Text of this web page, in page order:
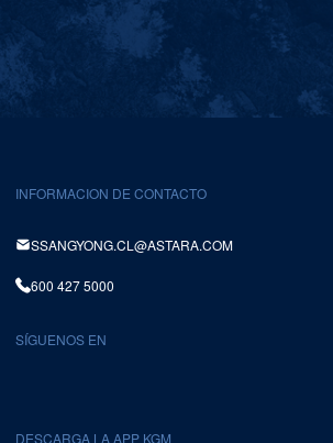
INFORMACION DE CONTACTO
SSANGYONG.CL@ASTARA.COM
600 427 5000
SÍGUENOS EN
DESCARGA LA APP KGM